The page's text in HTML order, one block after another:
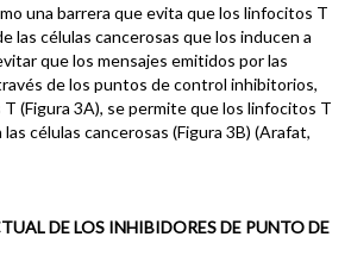
una barrera que evita que los linfocitos T
las células cancerosas que los inducen a
que los mensajes emitidos por las
de los puntos de control inhibitorios,
(Figura 3A), se permite que los linfocitos T
células cancerosas (Figura 3B) (Arafat,
DE LOS INHIBIDORES DE PUNTO DE